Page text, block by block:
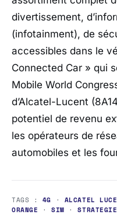
divertissement,
(infotainment), de
accessibles dans le
Connected Car » qui
Mobile World
d’Alcatel-Lucent
potentiel de revenu
les opérateurs de
automobiles et les
TAGS : 4G · ALCATEL
ORANGE ·SIM ·STRATEGIE